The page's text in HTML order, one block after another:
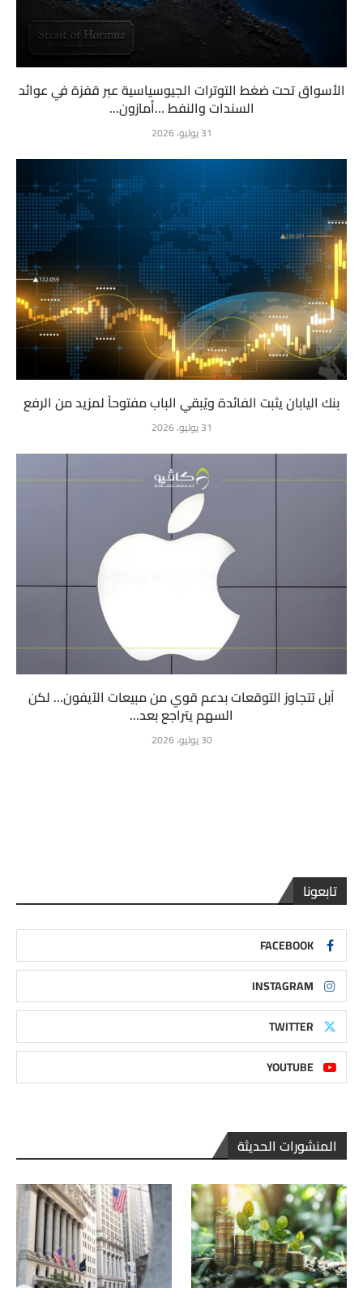
الأسواق تحت ضغط التوترات الجيوسياسية عبر قفزة في عوائد
السندات والنفط …أمازون...
31 يوليو، 2026
بنك اليابان يثبت الفائدة ويُبقي الباب مفتوحاً لمزيد من الرفع
31 يوليو، 2026
آبل تتجاوز التوقعات بدعم قوي من مبيعات الآيفون… لكن
السهم يتراجع بعد...
30 يوليو، 2026
تابعونا
FACEBOOK
INSTAGRAM
TWITTER
YOUTUBE
المنشورات الحديثة